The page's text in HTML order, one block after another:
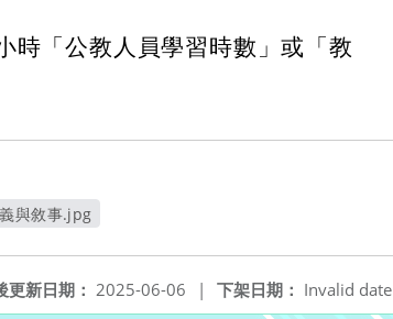
時「公教人員學習時數」或「教
與敘事.jpg
下架日期： Invalid date
更新日期： 2025-06-06 |